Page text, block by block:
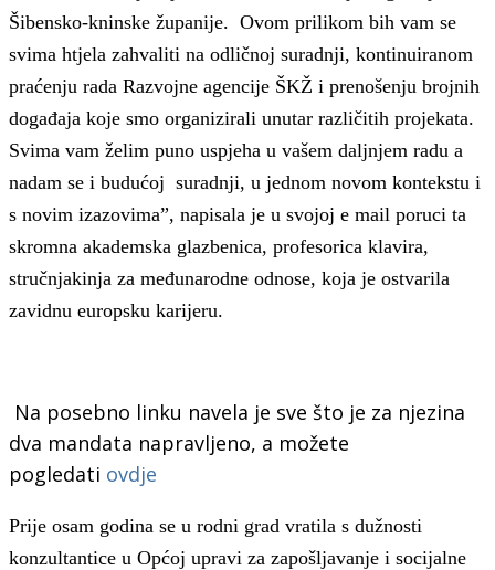
Šibensko-kninske županije. Ovom prilikom bih vam se
svima htjela zahvaliti na odličnoj suradnji, kontinuiranom
praćenju rada Razvojne agencije ŠKŽ i prenošenju brojnih
događaja koje smo organizirali unutar različitih projekata.
Svima vam želim puno uspjeha u vašem daljnjem radu a
nadam se i budućoj suradnji, u jednom novom kontekstu i
s novim izazovima”, napisala je u svojoj e mail poruci ta
skromna akademska glazbenica, profesorica klavira,
stručnjakinja za međunarodne odnose, koja je ostvarila
zavidnu europsku karijeru.
Na posebno linku navela je sve što je za njezina
dva mandata napravljeno, a možete
pogledati ovdje
Prije osam godina se u rodni grad vratila s dužnosti
konzultantice u Općoj upravi za zapošljavanje i socijalne